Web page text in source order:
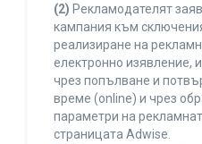
(2) Рекламодателят
кампания към
реализиране на
електронно изявление,
чрез попълване и
време (online) и чрез
параметри на
страницата Adwise.